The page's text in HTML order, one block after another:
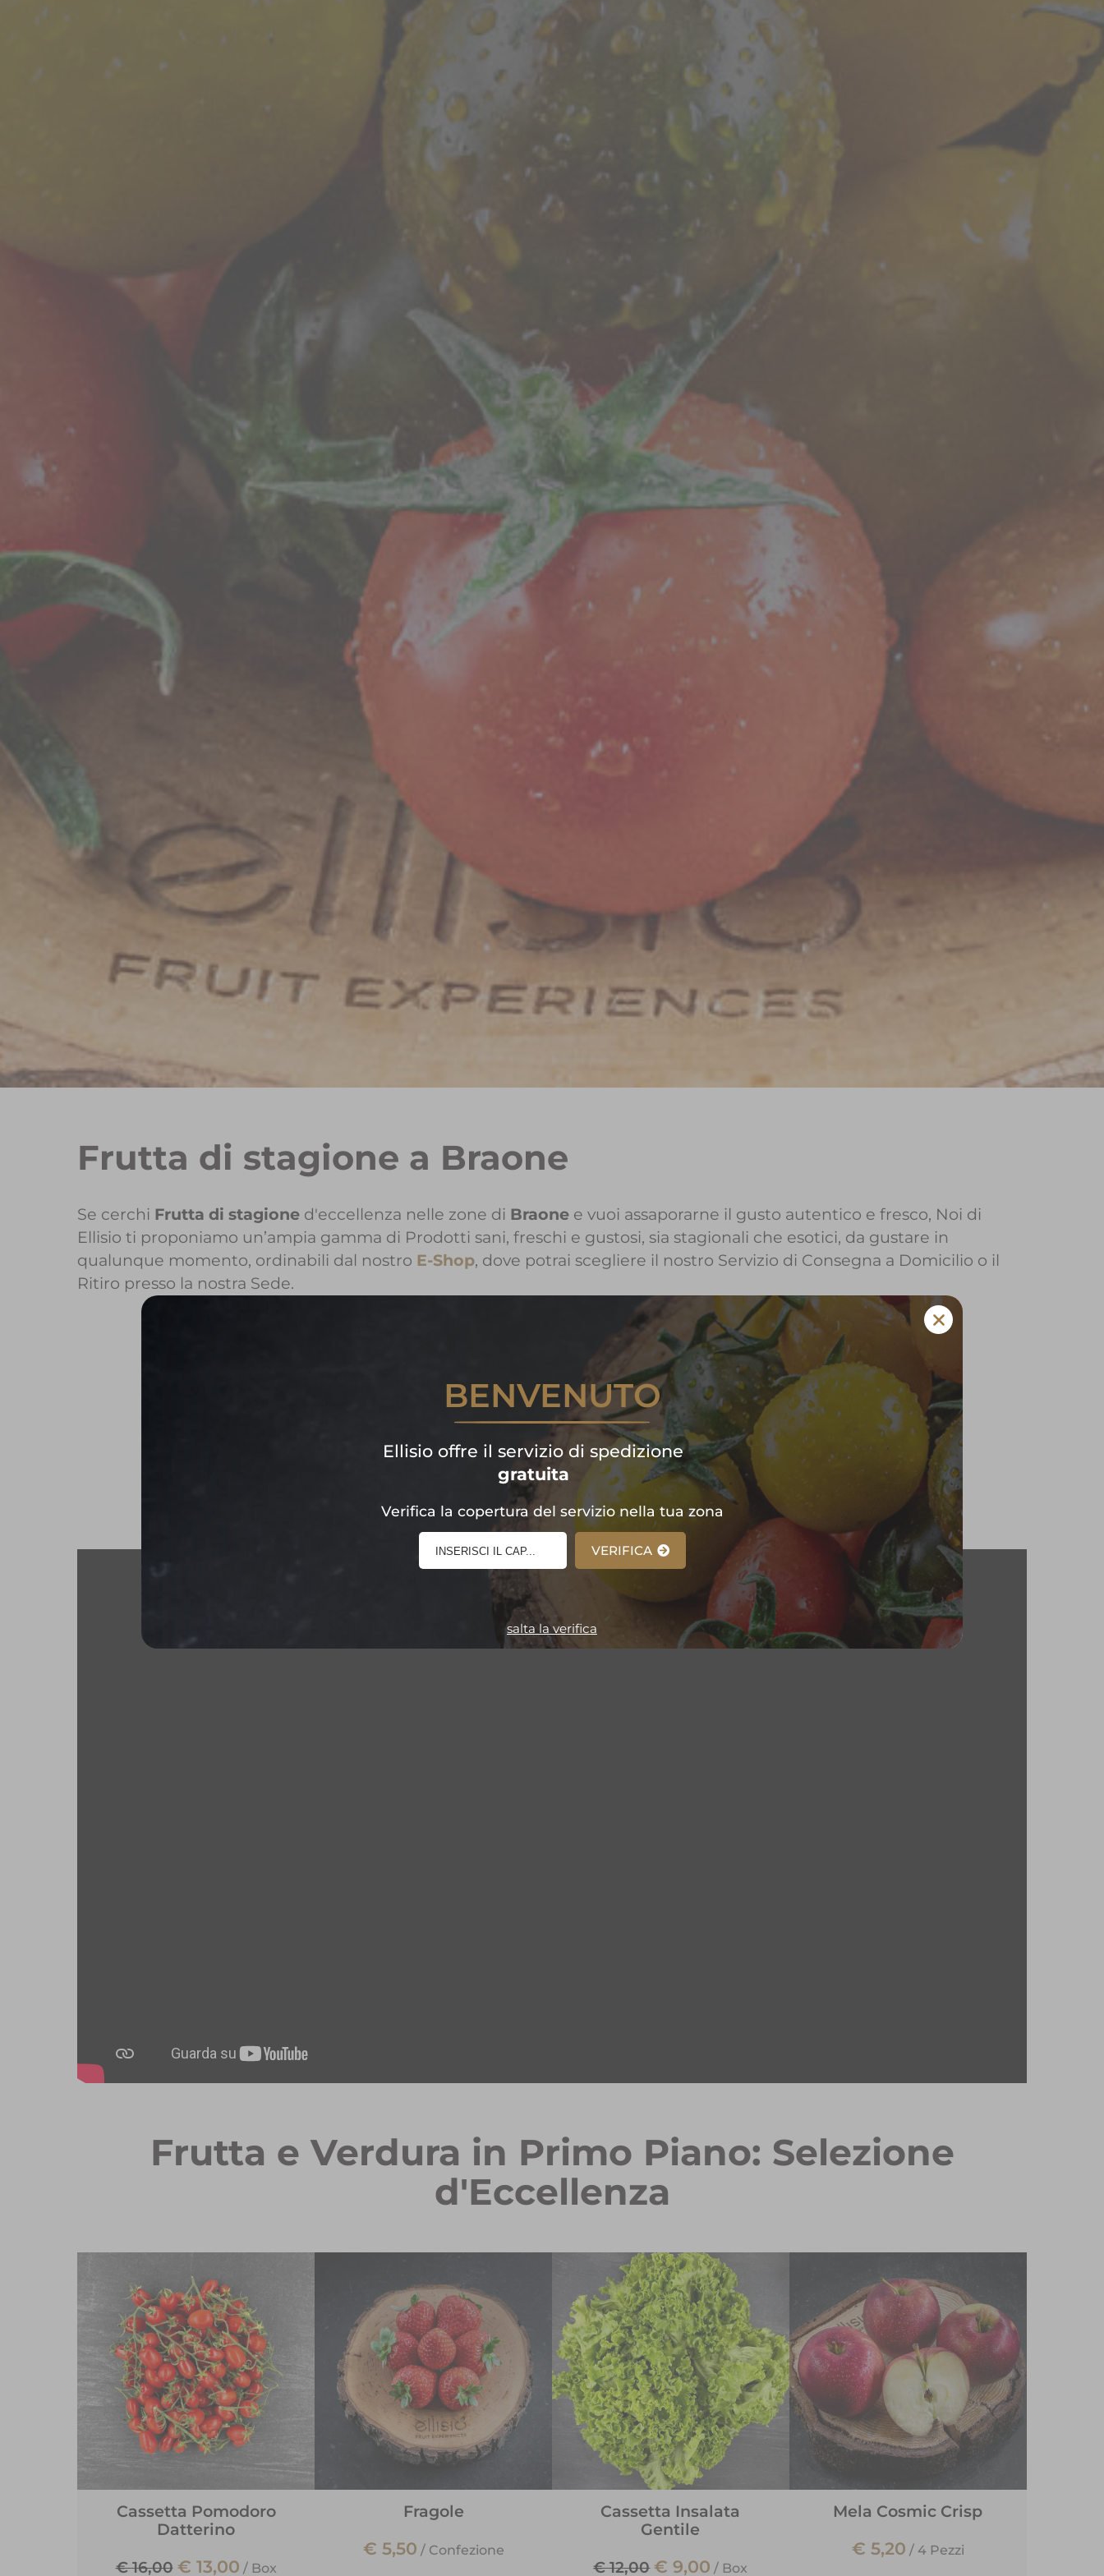
Frutta di stagione a Braone
Se cerchi Frutta di stagione d'eccellenza nelle zone di Braone e vuoi assaporarne il gusto autentico e fresco, Noi di
Ellisio ti proponiamo un’ampia gamma di Prodotti sani, freschi e gustosi, sia stagionali che esotici, da gustare in
qualunque momento, ordinabili dal nostro E-Shop, dove potrai scegliere il nostro Servizio di Consegna a Domicilio o il
Ritiro presso la nostra Sede.
Per maggiori informazioni sui Prodotti Ellisio a Braone
Contattaci!
Per iniziare subito la tua spesa di frutta e verdura
E-Shop!
Frutta e Verdura in Primo Piano: Selezione
d'Eccellenza
Cassetta Pomodoro
Datterino
€ 16,00 € 13,00 / Box
Fragole
€ 5,50 / Confezione
Cassetta Insalata
Gentile
€ 12,00 € 9,00 / Box
Mela Cosmic Crisp
€ 5,20 / 4 Pezzi
BENVENUTO
Ellisio offre il servizio di spedizione
gratuita
Verifica la copertura del servizio nella tua zona
VERIFICA
salta la verifica